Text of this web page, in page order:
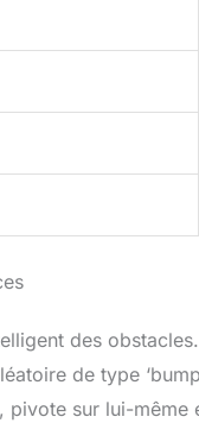
des
de type
sur lui-